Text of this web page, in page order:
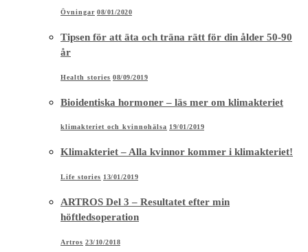
Övningar 08/01/2020
Tipsen för att äta och träna rätt för din ålder 50-90
år
Health stories 08/09/2019
Bioidentiska hormoner – läs mer om klimakteriet
klimakteriet och kvinnohälsa 19/01/2019
Klimakteriet – Alla kvinnor kommer i klimakteriet!
Life stories 13/01/2019
ARTROS Del 3 – Resultatet efter min
höftledsoperation
Artros 23/10/2018